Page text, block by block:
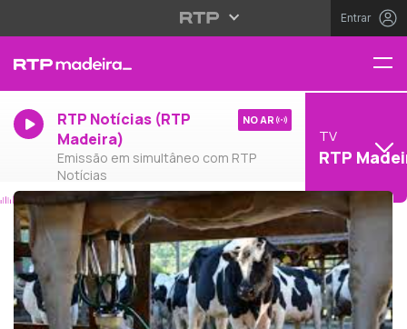
Entrar
RTP Notícias (RTP
Madeira)
Emissão em simultâneo com RTP
Notícias
NO AR
TV
RTP